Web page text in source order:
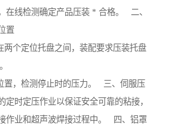
在线检测确定产品压装 * 合格。 二、
置
两个定位托盘之间，装配要求压装托盘
置，检测停止时的压力。 三、伺服压
定时定压作业以保证安全可靠的粘接，
作业和超声波焊接过程中。 四、铝罩